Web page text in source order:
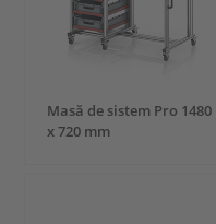
Masă de sistem Pro 1480
x 720 mm